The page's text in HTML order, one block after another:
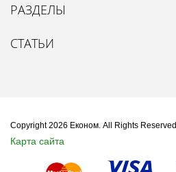
РАЗДЕЛЫ
СТАТЬИ
Copyright 2026 Економ. All Rights Reserved
Карта сайта